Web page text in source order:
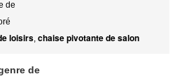
de
loisirs, chaise pivotante de salon
de